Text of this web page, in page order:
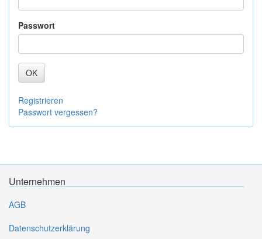
Passwort
OK
Registrieren
Passwort vergessen?
Unternehmen
AGB
Datenschutzerklärung